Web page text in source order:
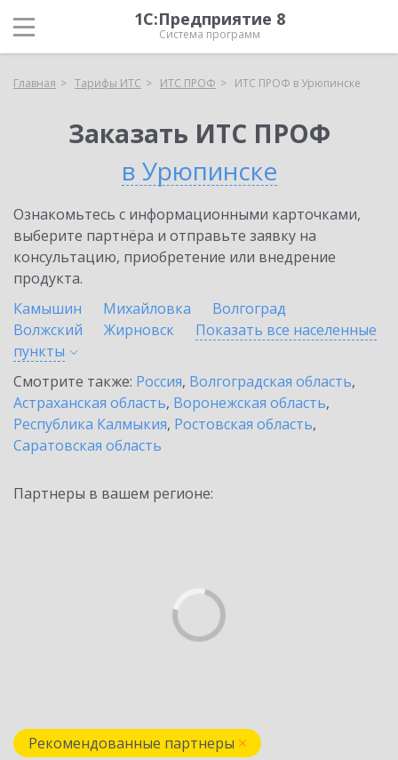
1С:Предприятие 8
Система программ
Главная Тарифы ИТС ИТС ПРОФ ИТС ПРОФ в Урюпинске
Заказать ИТС ПРОФ
в Урюпинске
Ознакомьтесь с информационными карточками,
выберите партнёра и отправьте заявку на
консультацию, приобретение или внедрение
продукта.
Камышин
Михайловка
Волгоград
Волжский
Жирновск
Показать все населенные
пункты
Смотрите также: Россия, Волгоградская область,
Астраханская область, Воронежская область,
Республика Калмыкия, Ростовская область,
Саратовская область
Партнеры в вашем регионе:
Рекомендованные партнеры